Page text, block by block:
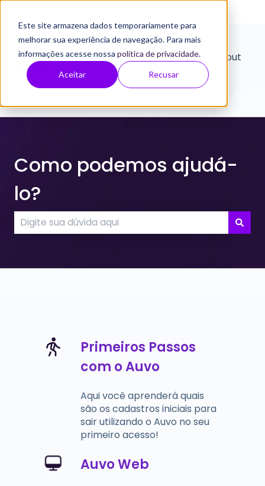
Este site armazena dados temporariamente para
melhorar sua experiência de navegação. Para mais
informações acesse nossa política de privacidade.
Aceitar Recusar
Home About
Como podemos ajudá-
lo?
Primeiros Passos
com o Auvo
Aqui você aprenderá quais
são os cadastros iniciais para
sair utilizando o Auvo no seu
primeiro acesso!
Auvo Web